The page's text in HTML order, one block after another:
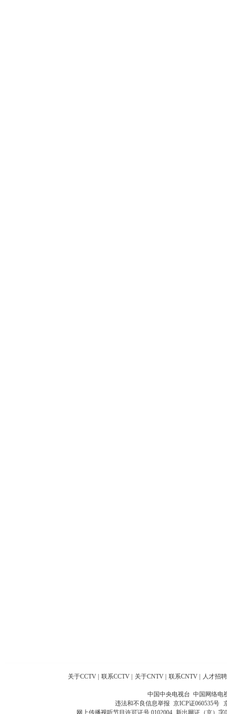
关于CCTV 联系CCTV 关于CNTV 联系CNTV 人才招聘
中国中央电视台 中国网络电
违法和不良信息举报 京ICP证060535号
网上传播视听节目许可证号 0102004 新出网证（京）